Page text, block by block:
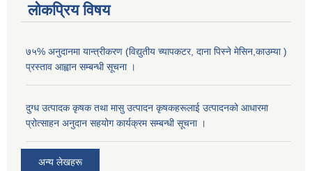
लोकप्रिय विषय
७५% अनुदानमा यान्त्रीकरण (विद्युतीय च्यापकटर, दाना पिस्ने मेसिन,काउम्या )
प्रस्ताव आह्वान सम्बन्धी सूचना ।
दुग्ध उत्पादक कृषक तथा मासु उत्पादन कृषकहरूलाई उत्पादनको आधारमा
प्रोत्साहन अनुदान सहयोग कार्यक्रम सम्बन्धी सूचना ।
अन्य लेखहरू